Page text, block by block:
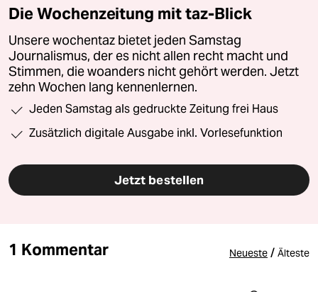
Die Wochenzeitung mit taz-Blick
Unsere wochentaz bietet jeden Samstag
Journalismus, der es nicht allen recht macht und
Stimmen, die woanders nicht gehört werden. Jetzt
zehn Wochen lang kennenlernen.
Jeden Samstag als gedruckte Zeitung frei Haus
Zusätzlich digitale Ausgabe inkl. Vorlesefunktion
Jetzt bestellen
1 Kommentar Neueste / Älteste